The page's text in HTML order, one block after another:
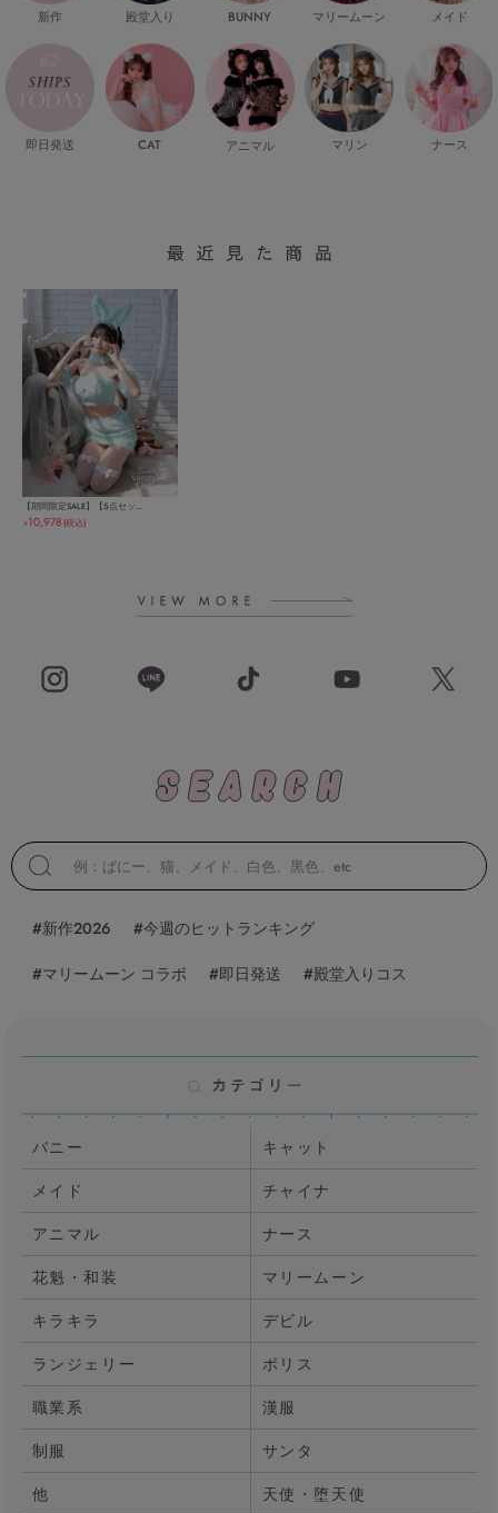
新作
即日発送
殿堂入り
CAT
BUNNY
アニマル
マリームーン
マリン
メイド
ナース
【期間限定SALE】【5点セッ...
￥10,978(税込)
#新作2026 #今週のヒットランキング
#マリームーン コラボ #即日発送 #殿堂入りコス
バニー
キャット
メイド
チャイナ
アニマル
ナース
花魁・和装
マリームーン
キラキラ
デビル
ランジェリー
ポリス
職業系
漢服
制服
サンタ
他
天使・堕天使